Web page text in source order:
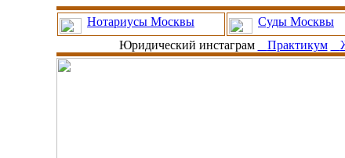
Нотариусы Москвы Суды Москвы
Юридический инстаграм
Практикум